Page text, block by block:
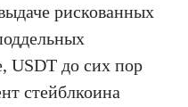
рискованных
USDT до сих пор
стейблкоина